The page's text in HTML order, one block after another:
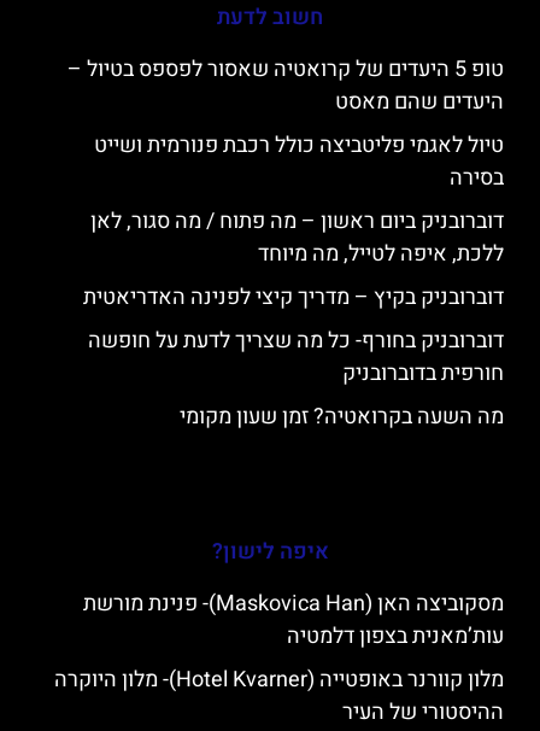
חשוב לדעת
טופ 5 היעדים של קרואטיה שאסור לפספס בטיול –
היעדים שהם מאסט
טיול לאגמי פליטביצה כולל רכבת פנורמית ושייט
בסירה
דוברובניק ביום ראשון – מה פתוח / מה סגור, לאן
ללכת, איפה לטייל, מה מיוחד
דוברובניק בקיץ – מדריך קיצי לפנינה האדריאטית
דוברובניק בחורף- כל מה שצריך לדעת על חופשה
חורפית בדוברובניק
מה השעה בקרואטיה? זמן שעון מקומי
איפה לישון?
מסקוביצה האן (Maskovica Han)- פנינת מורשת
עות’מאנית בצפון דלמטיה
מלון קוורנר באופטייה (Hotel Kvarner)- מלון היוקרה
ההיסטורי של העיר